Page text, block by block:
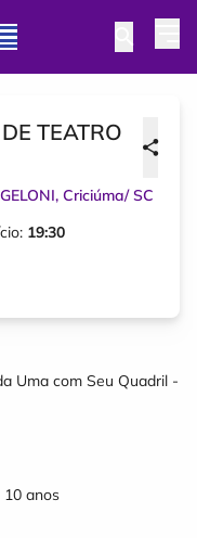
TEATRO
, Criciúma/SC
19:30
Uma com Seu Quadril -
10 anos